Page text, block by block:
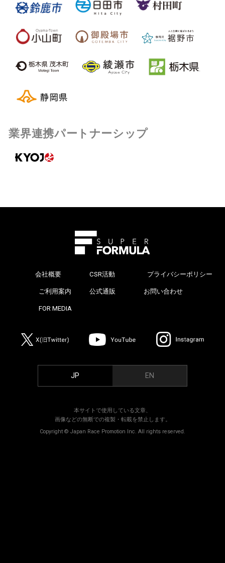
業界連携パートナーシップ
会社概要 CSR活動 プライバシーポリシー
ご利用案内 公式通販 お問い合わせ
FOR MEDIA
JP EN
本サイトで使用している文章、
画像などの無断での複製・転載を禁止します。
Copyright © Japan Race Promotion Inc. All rights reserved.